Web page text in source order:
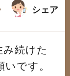
シェア
続けた
です。